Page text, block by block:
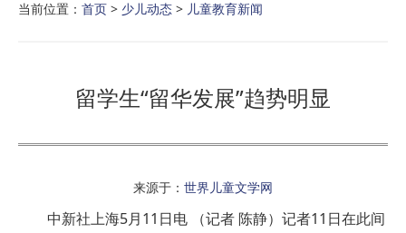
当前位置： 首页 > 少儿动态 > 儿童教育新闻
留学生“留华发展”趋势明显
来源于： 世界儿童文学网
中新社上海5月11日电 （记者 陈静）记者11日在此间